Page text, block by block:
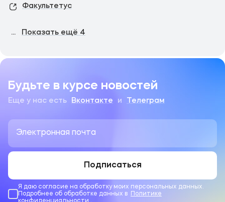
Факультетус
... Показать ещё 4
Будьте в курсе новостей
Еще у нас есть Вконтакте и Телеграм
Подписаться
Я даю согласие на обработку моих персональных данных.
Подробнее об обработке данных в
Политике